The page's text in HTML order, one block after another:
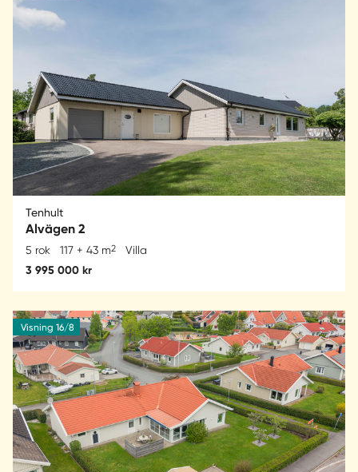
Tenhult
Alvägen 2
5 rok 117 + 43 m2 Villa
3 995 000 kr
Visning 16/8